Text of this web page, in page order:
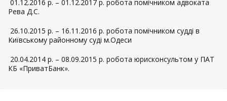
01.12.2016 р. – 01.12.2017 р. робота помічником адвоката
Рева Д.С.
26.10.2015 р. – 16.11.2016 р. робота помічником судді в
Київському районному суді м.Одеси
20.04.2014 р. – 08.09.2015 р. робота юрисконсультом у ПАТ
КБ «ПриватБанк».